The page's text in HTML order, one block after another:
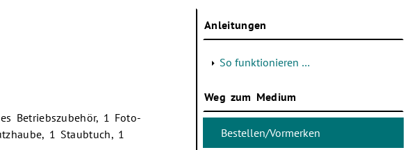
Betriebszubehör, 1 Foto-
1 Staubtuch, 1
Anleitungen
So funktionieren …
Weg zum Medium